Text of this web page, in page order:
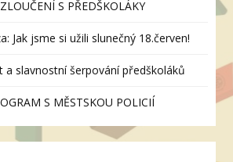
S PŘEDŠKOLÁKY
Jak jsme si užili slunečný 18.červen!
a slavnostní šerpování předškoláků
S MĚSTSKOU POLICIÍ